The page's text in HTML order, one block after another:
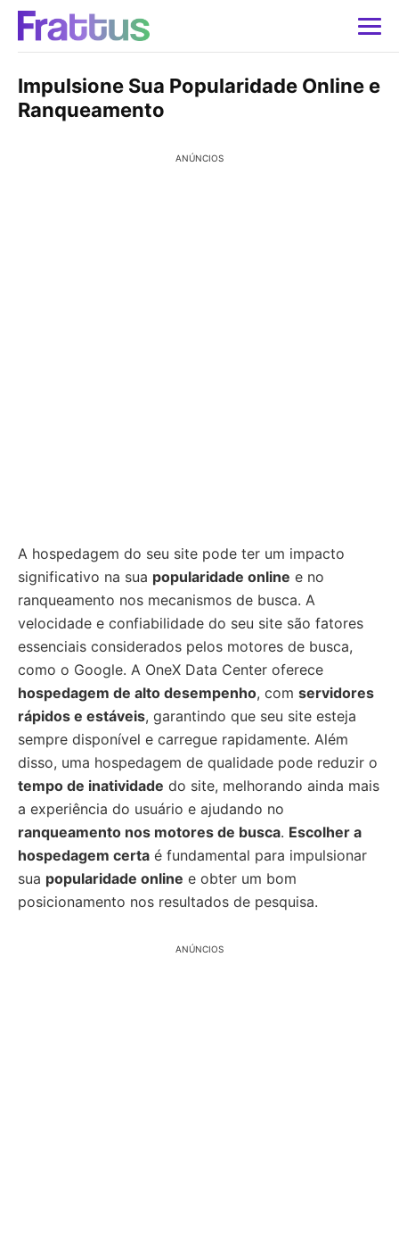
Impulsione Sua Popularidade Online e
Ranqueamento
ANÚNCIOS
A hospedagem do seu site pode ter um impacto
significativo na sua popularidade online e no
ranqueamento nos mecanismos de busca. A
velocidade e confiabilidade do seu site são fatores
essenciais considerados pelos motores de busca,
como o Google. A OneX Data Center oferece
hospedagem de alto desempenho, com servidores
rápidos e estáveis, garantindo que seu site esteja
sempre disponível e carregue rapidamente. Além
disso, uma hospedagem de qualidade pode reduzir o
tempo de inatividade do site, melhorando ainda mais
a experiência do usuário e ajudando no
ranqueamento nos motores de busca. Escolher a
hospedagem certa é fundamental para impulsionar
sua popularidade online e obter um bom
posicionamento nos resultados de pesquisa.
ANÚNCIOS